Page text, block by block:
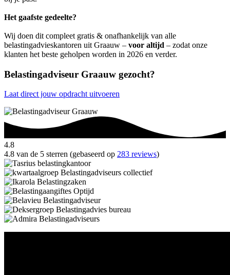
Het gaafste gedeelte?
Wij doen dit compleet gratis & onafhankelijk van alle
belastingadvieskantoren uit Graauw – voor altijd – zodat onze
klanten het beste geholpen worden in 2026 en verder.
Belastingadviseur Graauw gezocht?
Laat direct jouw opdracht uitvoeren
4.8
4.8 van de 5 sterren (gebaseerd op 283 reviews)